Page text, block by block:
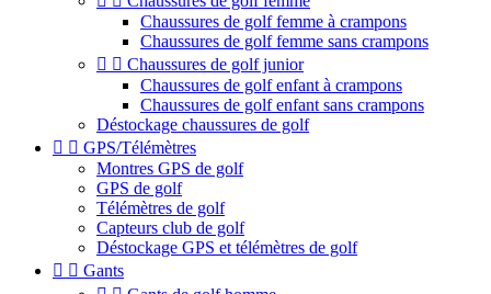
Chaussures de golf femme à crampons
Chaussures de golf femme sans crampons
  Chaussures de golf junior
Chaussures de golf enfant à crampons
Chaussures de golf enfant sans crampons
Déstockage chaussures de golf
  GPS/Télémètres
Montres GPS de golf
GPS de golf
Télémètres de golf
Capteurs club de golf
Déstockage GPS et télémètres de golf
  Gants